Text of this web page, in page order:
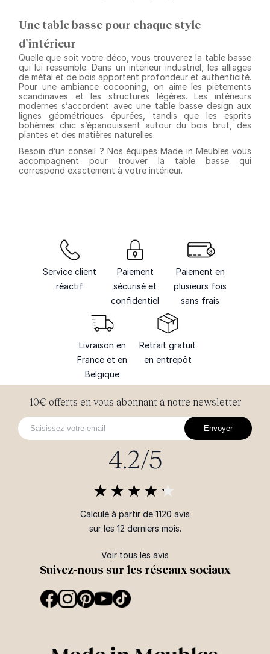
Une table basse pour chaque style
d’intérieur
Quelle que soit votre déco, vous trouverez la table basse
qui lui ressemble. Dans un intérieur industriel, les alliages
de métal et de bois apportent profondeur et authenticité.
Pour une ambiance cocooning, on aime les piètements
scandinaves et les structures légères. Les intérieurs
modernes s’accordent avec une table basse design aux
lignes géométriques épurées, tandis que les esprits
bohèmes chic s’épanouissent autour du bois brut, des
plantes et des matières naturelles.
Besoin d’un conseil ? Nos équipes Made in Meubles vous
accompagnent pour trouver la table basse qui
correspond exactement à votre intérieur.
Service client
réactif
Paiement
sécurisé et
confidentiel
Paiement en
plusieurs fois
sans frais
Livraison en
France et en
Belgique
Retrait gratuit
en entrepôt
Suivez-nous sur les réseaux sociaux
10€ offerts en vous abonnant à notre newsletter
Envoyer
4.2/5
Calculé à partir de 1120 avis
sur les 12 derniers mois.
Voir tous les avis